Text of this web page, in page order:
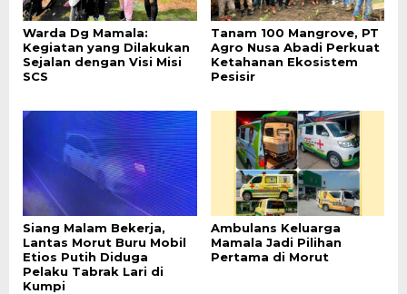
Warda Dg Mamala:
Kegiatan yang Dilakukan
Sejalan dengan Visi Misi
SCS
Tanam 100 Mangrove, PT
Agro Nusa Abadi Perkuat
Ketahanan Ekosistem
Pesisir
Siang Malam Bekerja,
Lantas Morut Buru Mobil
Etios Putih Diduga
Pelaku Tabrak Lari di
Kumpi
Ambulans Keluarga
Mamala Jadi Pilihan
Pertama di Morut